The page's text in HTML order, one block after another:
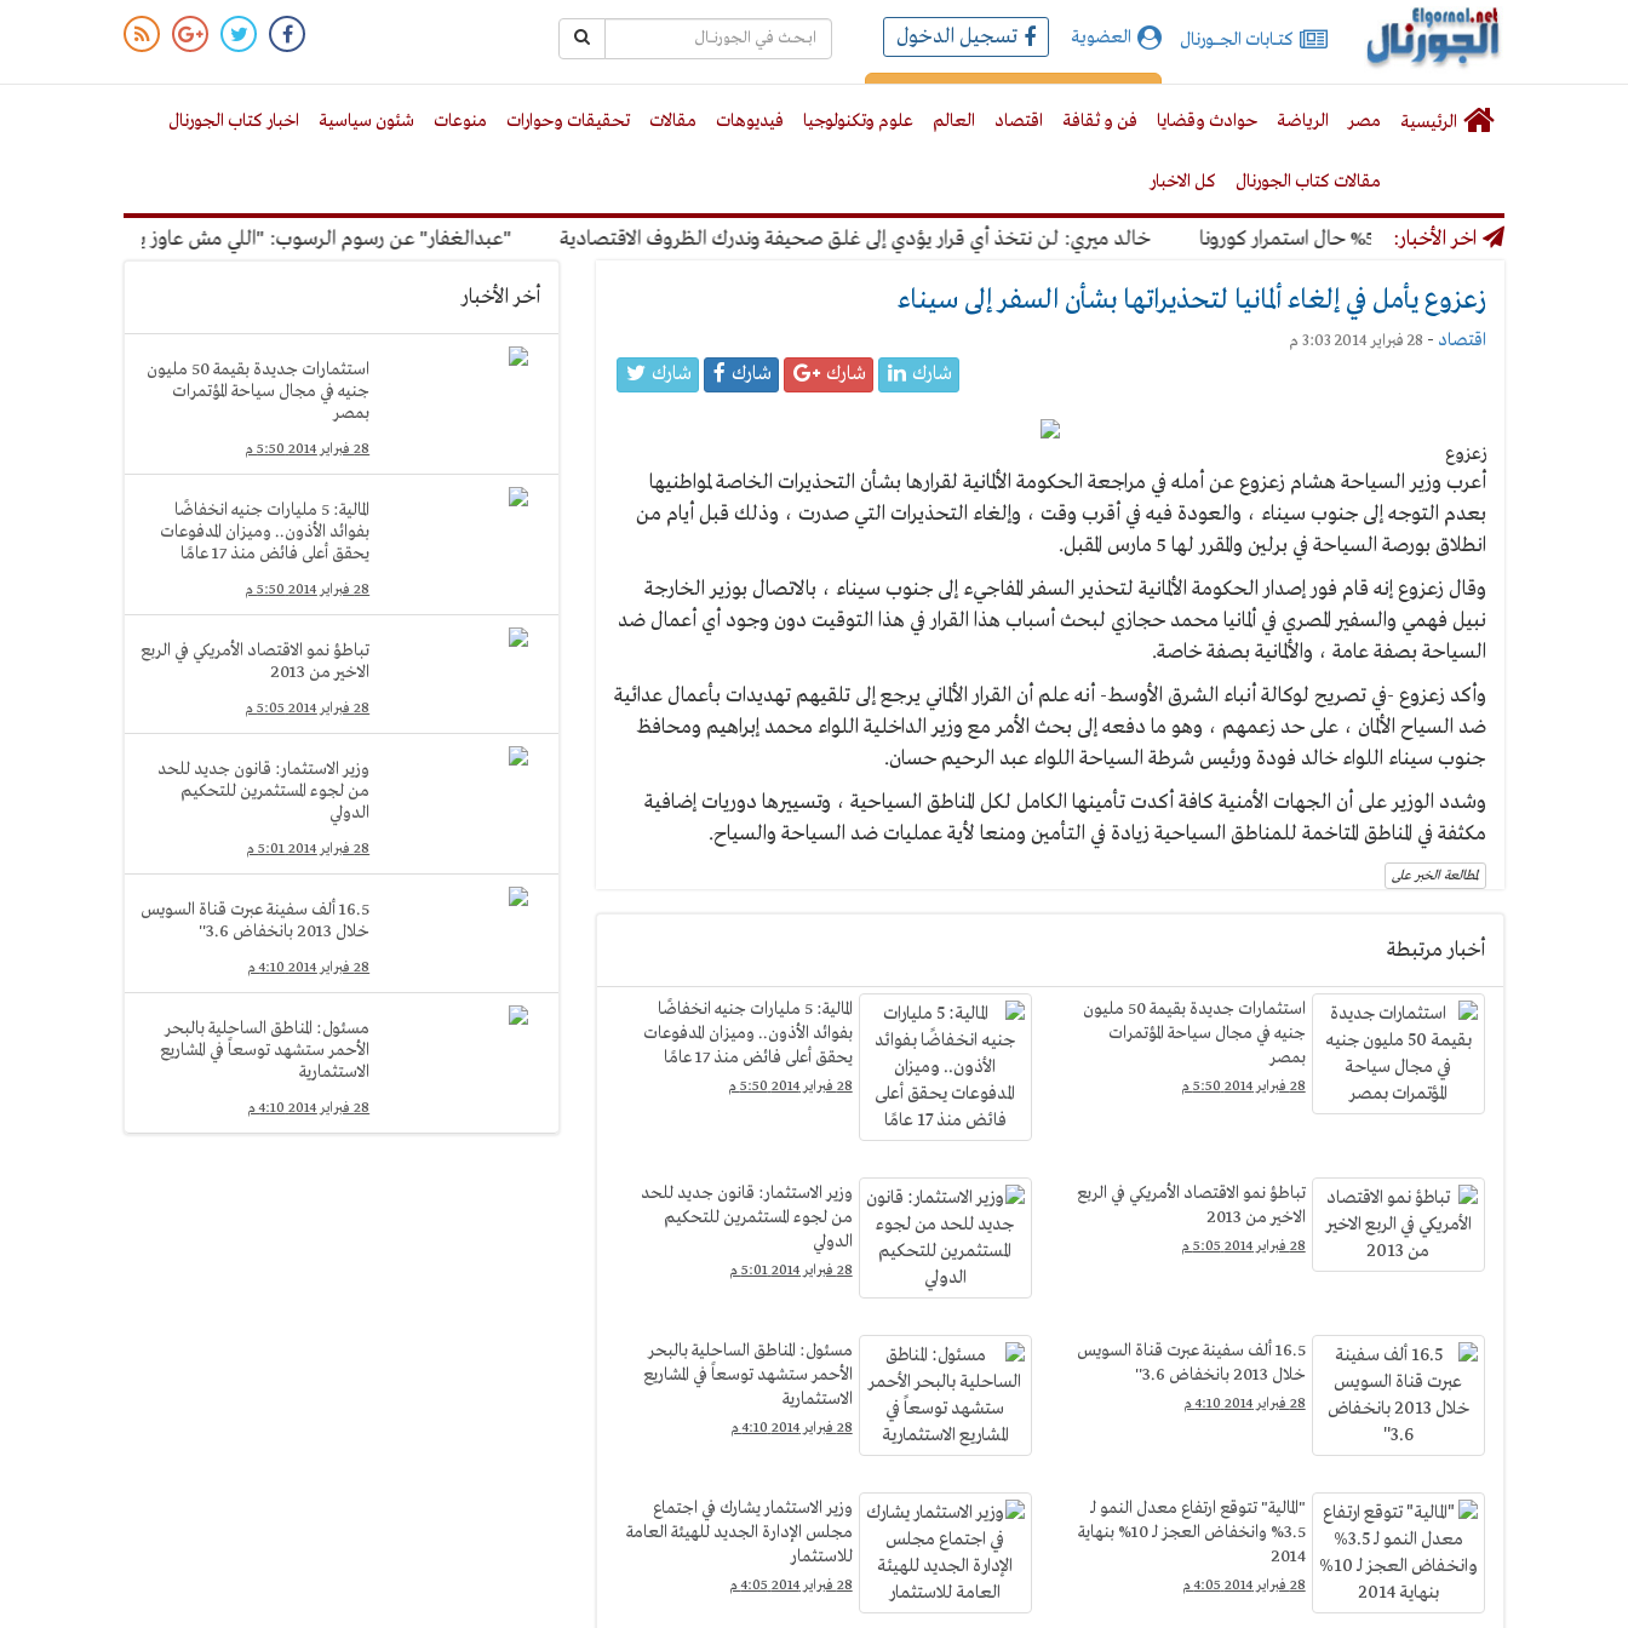
الجورنال
نت
كتـــابات الجـــــورنال العضوية تسجيل الدخول
الرئيسية مصر الرياضة حوادث وقضايا فن و ثقافة اقتصاد العالم علوم وتكنولوجيا فيديوهات مقالات تحقيقات وحوارات منوعات شئون سياسية اخبار كتاب الجورنال
مقالات كتاب الجورنال كل الاخبار
اخر الأخبار:
بنسبة 50% حال استمرار كورونا خالد ميري: لن نتخذ أي قرار يؤدي إلى غلق صحيفة وندرك الظروف الاقتصادية "عبدالغفار" عن رسوم الرسوب: "اللي مش عاوز يتعلم ملوش مجانية"
زعزوع يأمل في إلغاء ألمانيا لتحذيراتها بشأن السفر إلى سيناء
اقتصاد - 28 فبراير 2014 3:03 م
شارك شارك شارك شارك
زعزوع
أعرب وزير السياحة هشام زعزوع عن أمله في مراجعة الحكومة الألمانية لقرارها بشأن التحذيرات الخاصة لمواطنيها
بعدم التوجه إلى جنوب سيناء ، والعودة فيه في أقرب وقت ، وإلغاء التحذيرات التي صدرت ، وذلك قبل أيام من
انطلاق بورصة السياحة في برلين والمقرر لها 5 مارس المقبل.
وقال زعزوع إنه قام فور إصدار الحكومة الألمانية لتحذير السفر المفاجيء إلى جنوب سيناء ، بالاتصال بوزير الخارجة
نبيل فهمي والسفير المصري في ألمانيا محمد حجازي لبحث أسباب هذا القرار في هذا التوقيت دون وجود أي أعمال ضد
السياحة بصفة عامة ، والألمانية بصفة خاصة.
وأكد زعزوع -في تصريح لوكالة أنباء الشرق الأوسط- أنه علم أن القرار الألماني يرجع إلى تلقيهم تهديدات بأعمال عدائية
ضد السياح الألمان ، على حد زعمهم ، وهو ما دفعه إلى بحث الأمر مع وزير الداخلية اللواء محمد إبراهيم ومحافظ
جنوب سيناء اللواء خالد فودة ورئيس شرطة السياحة اللواء عبد الرحيم حسان.
وشدد الوزير على أن الجهات الأمنية كافة أكدت تأمينها الكامل لكل المناطق السياحية ، وتسييرها دوريات إضافية
مكثفة في المناطق المتاخمة للمناطق السياحية زيادة في التأمين ومنعا لأية عمليات ضد السياحة والسياح.
لمطالعة الخبر على
أخبار مرتبطة
استثمارات جديدة بقيمة 50 مليون
جنيه في مجال سياحة المؤتمرات
بمصر
28 فبراير 2014 5:50 م
المالية: 5 مليارات جنيه انخفاضًا
بفوائد الأذون.. وميزان المدفوعات
يحقق أعلى فائض منذ 17 عامًا
28 فبراير 2014 5:50 م
تباطؤ نمو الاقتصاد الأمريكي في الربع
الاخير من 2013
28 فبراير 2014 5:05 م
وزير الاستثمار: قانون جديد للحد
من لجوء المستثمرين للتحكيم
الدولي
28 فبراير 2014 5:01 م
16.5 ألف سفينة عبرت قناة السويس
خلال 2013 بانخفاض 3.6''
28 فبراير 2014 4:10 م
مسئول: المناطق الساحلية بالبحر
الأحمر ستشهد توسعاً في المشاريع
الاستثمارية
28 فبراير 2014 4:10 م
"المالية" تتوقع ارتفاع معدل النمو لـ
3.5% وانخفاض العجز لـ 10% بنهاية
2014
28 فبراير 2014 4:05 م
وزير الاستثمار يشارك في اجتماع
مجلس الإدارة الجديد للهيئة العامة
للاستثمار
28 فبراير 2014 4:05 م
أخر الأخبار
استثمارات جديدة بقيمة 50 مليون
جنيه في مجال سياحة المؤتمرات
بمصر
28 فبراير 2014 5:50 م
المالية: 5 مليارات جنيه انخفاضًا
بفوائد الأذون.. وميزان المدفوعات
يحقق أعلى فائض منذ 17 عامًا
28 فبراير 2014 5:50 م
تباطؤ نمو الاقتصاد الأمريكي في الربع
الاخير من 2013
28 فبراير 2014 5:05 م
وزير الاستثمار: قانون جديد للحد
من لجوء المستثمرين للتحكيم
الدولي
28 فبراير 2014 5:01 م
16.5 ألف سفينة عبرت قناة السويس
خلال 2013 بانخفاض 3.6''
28 فبراير 2014 4:10 م
مسئول: المناطق الساحلية بالبحر
الأحمر ستشهد توسعاً في المشاريع
الاستثمارية
28 فبراير 2014 4:10 م